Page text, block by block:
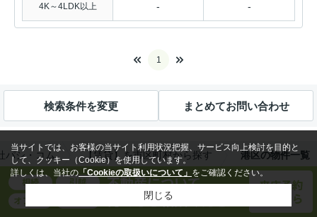
4K～4LDK以上 - -
1
検索条件を変更 まとめてお問い合わせ
パシ・コム 【賃貸】を市区町村から探す 港区の物件一覧
近くの市区町村から探す
当サイトでは、お客様の当サイト利用状況把握、サービス向上検討を目的と
して、クッキー（Cookie）を使用しています。
詳しくは、当社の「Cookieの取扱いについて」 をご確認ください。
閉じる